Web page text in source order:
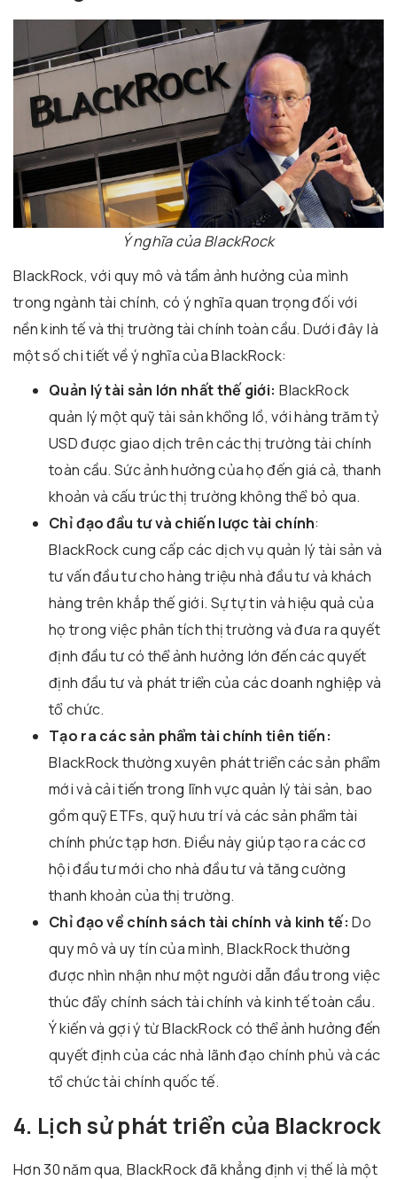
Ý nghĩa của BlackRock
BlackRock, với quy mô và tầm ảnh hưởng của mình
trong ngành tài chính, có ý nghĩa quan trọng đối với
nền kinh tế và thị trường tài chính toàn cầu. Dưới đây là
một số chi tiết về ý nghĩa của BlackRock:
Quản lý tài sản lớn nhất thế giới: BlackRock
quản lý một quỹ tài sản khổng lồ, với hàng trăm tỷ
USD được giao dịch trên các thị trường tài chính
toàn cầu. Sức ảnh hưởng của họ đến giá cả, thanh
khoản và cấu trúc thị trường không thể bỏ qua.
Chỉ đạo đầu tư và chiến lược tài chính:
BlackRock cung cấp các dịch vụ quản lý tài sản và
tư vấn đầu tư cho hàng triệu nhà đầu tư và khách
hàng trên khắp thế giới. Sự tự tin và hiệu quả của
họ trong việc phân tích thị trường và đưa ra quyết
định đầu tư có thể ảnh hưởng lớn đến các quyết
định đầu tư và phát triển của các doanh nghiệp và
tổ chức.
Tạo ra các sản phẩm tài chính tiên tiến:
BlackRock thường xuyên phát triển các sản phẩm
mới và cải tiến trong lĩnh vực quản lý tài sản, bao
gồm quỹ ETFs, quỹ hưu trí và các sản phẩm tài
chính phức tạp hơn. Điều này giúp tạo ra các cơ
hội đầu tư mới cho nhà đầu tư và tăng cường
thanh khoản của thị trường.
Chỉ đạo về chính sách tài chính và kinh tế: Do
quy mô và uy tín của mình, BlackRock thường
được nhìn nhận như một người dẫn đầu trong việc
thúc đẩy chính sách tài chính và kinh tế toàn cầu.
Ý kiến ​​và gợi ý từ BlackRock có thể ảnh hưởng đến
quyết định của các nhà lãnh đạo chính phủ và các
tổ chức tài chính quốc tế.
4. Lịch sử phát triển của Blackrock
Hơn 30 năm qua, BlackRock đã khẳng định vị thế là một